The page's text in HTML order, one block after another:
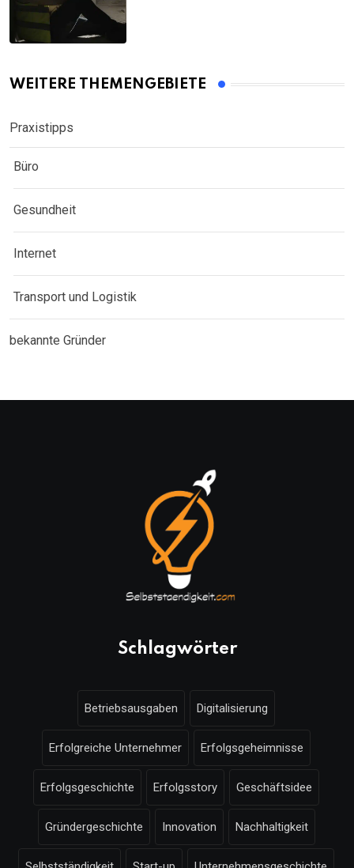
WEITERE THEMENGEBIETE
Praxistipps
Büro
Gesundheit
Internet
Transport und Logistik
bekannte Gründer
Schlagwörter
Betriebsausgaben Digitalisierung
Erfolgreiche Unternehmer Erfolgsgeheimnisse
Erfolgsgeschichte Erfolgsstory Geschäftsidee
Gründergeschichte Innovation Nachhaltigkeit